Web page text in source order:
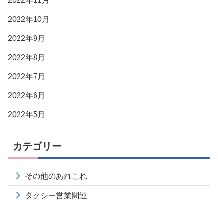
2022年10月
2022年9月
2022年8月
2022年7月
2022年6月
2022年5月
カテゴリー
その他のあれこれ
タクシー営業関連